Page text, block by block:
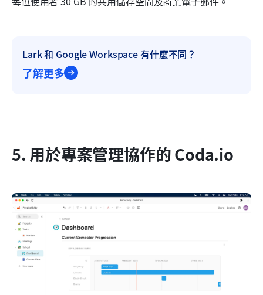
Lark 和 Google Workspace 有什麼不同？
了解更多
5. 用於專案管理協作的 Coda.io